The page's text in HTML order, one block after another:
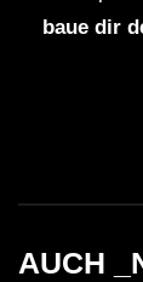
auf
Der Sky
für seine
baue dir
AUCH